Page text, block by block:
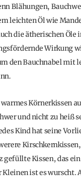
Blähungen,
leichten Öl wie
die ätherischen Öle
Wirkung
den Bauchnabel mit
Körnerkissen
und nicht zu heiß
Kind hat seine
gefüllte Kissen, das
ist es wurscht.